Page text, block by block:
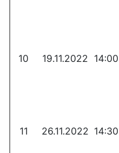
10 19.11.2022 14:00
11 26.11.2022 14:30